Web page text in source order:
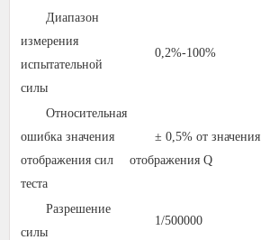
Диапазон
измерения
испытательной
силы
0,2%-100%
Относительная
ошибка значения
отображения сил
теста
± 0,5% от значения
отображения Q
Разрешение
силы
1/500000